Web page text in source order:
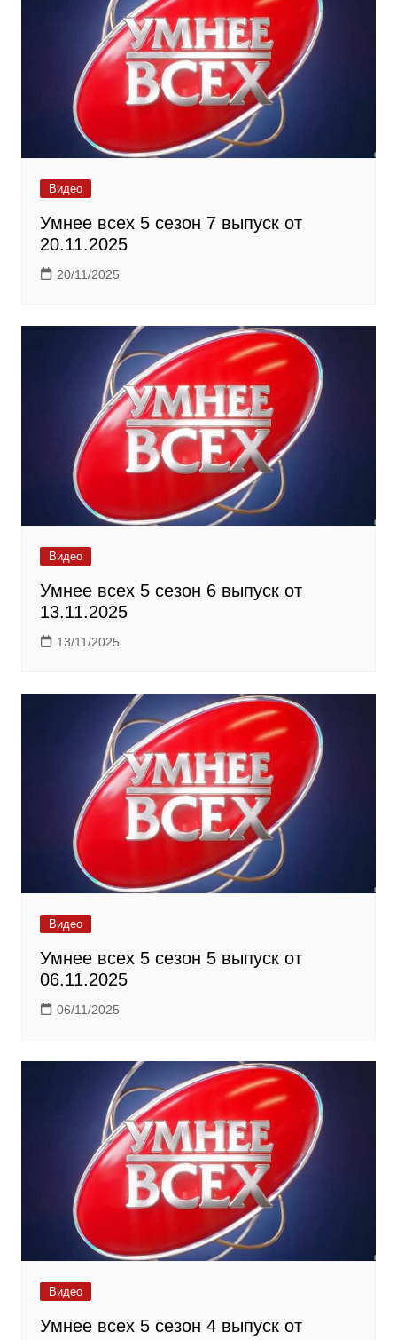
Видео
Умнее всех 5 сезон 7 выпуск от
20.11.2025
20/11/2025
Видео
Умнее всех 5 сезон 6 выпуск от
13.11.2025
13/11/2025
Видео
Умнее всех 5 сезон 5 выпуск от
06.11.2025
06/11/2025
Видео
Умнее всех 5 сезон 4 выпуск от